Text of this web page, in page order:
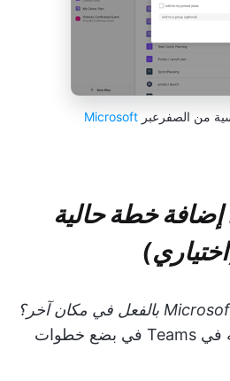
من الصفرعبر Microsoft
رقم 3: إضافة خطة حالية
لا مشكلة، يمكنك إدخاله في Teams في بضع خطوات